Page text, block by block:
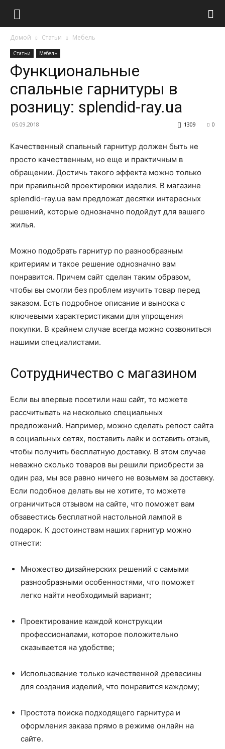
Домой Статьи Мебель
Статьи Мебель
Функциональные
спальные гарнитуры в
розницу: splendid-ray.ua
05.09.2018 0
1309
Качественный спальный гарнитур должен быть не
просто качественным, но еще и практичным в
обращении. Достичь такого эффекта можно только
при правильной проектировки изделия. В магазине
splendid-ray.ua вам предложат десятки интересных
решений, которые однозначно подойдут для вашего
жилья.
Можно подобрать гарнитур по разнообразным
критериям и такое решение однозначно вам
понравится. Причем сайт сделан таким образом,
чтобы вы смогли без проблем изучить товар перед
заказом. Есть подробное описание и выноска с
ключевыми характеристиками для упрощения
покупки. В крайнем случае всегда можно созвониться
нашими специалистами.
Сотрудничество с магазином
Если вы впервые посетили наш сайт, то можете
рассчитывать на несколько специальных
предложений. Например, можно сделать репост сайта
в социальных сетях, поставить лайк и оставить отзыв,
чтобы получить бесплатную доставку. В этом случае
неважно сколько товаров вы решили приобрести за
один раз, мы все равно ничего не возьмем за доставку.
Если подобное делать вы не хотите, то можете
ограничиться отзывом на сайте, что поможет вам
обзавестись бесплатной настольной лампой в
подарок. К достоинствам наших гарнитур можно
отнести:
Множество дизайнерских решений с самыми
разнообразными особенностями, что поможет
легко найти необходимый вариант;
Проектирование каждой конструкции
профессионалами, которое положительно
сказывается на удобстве;
Использование только качественной древесины
для создания изделий, что понравится каждому;
Простота поиска подходящего гарнитура и
оформления заказа прямо в режиме онлайн на
сайте.